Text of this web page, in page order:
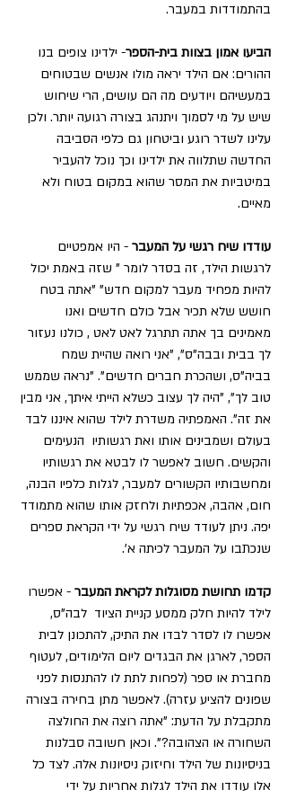
בהתמודדות במעבר.
הביעו אמון בצוות בית-הספר- ילדינו צופים בנו
ההורים: אם הילד יראה מולו אנשים שבטוחים
במעשיהם ויודעים מה הם עושים, הרי שיחוש
שיש על מי לסמוך ויתנהג בצורה רגועה יותר. ולכן
עלינו לשדר רוגע וביטחון גם כלפי הסביבה
החדשה שתלווה את ילדינו וכך נוכל להעביר
במיטביות את המסר שהוא במקום בטוח ולא
מאיים.
עודדו שיח רגשי על המעבר - היו אמפטיים
לרגשות הילד, זה בסדר לומר " שזה באמת יכול
להיות מפחיד מעבר למקום חדש" "אתה בטח
חושש שלא תכיר אבל כולם חדשים ואנו
מאמינים בך אתה תתרגל לאט לאט , כולנו נעזור
לך בבית ובבה"ס", "אני רואה שהיית שמח
בביה"ס, ושהכרת חברים חדשים". "נראה שממש
טוב לך", "היה לך עצוב כשלא הייתי איתך, אני מבין
את זה". האמפתיה משדרת לילד שהוא איננו לבד
בעולם ושמבינים אותו ואת רגשותיו  הנעימים
והקשים. חשוב לאפשר לו לבטא את רגשותיו
ומחשבותיו הקשורים למעבר, לגלות כלפיו הבנה,
חום, אהבה, אכפתיות ולחזק אותו שהוא מתמודד
יפה. ניתן לעודד שיח רגשי על ידי הקראת ספרים
שנכתבו על המעבר לכיתה א'.
קדמו תחושת מסוגלות לקראת המעבר - אפשרו
לילד להיות חלק ממסע קניית הציוד  לבה"ס,
אפשרו לו לסדר לבדו את התיק, להתכונן לבית
הספר, לארגן את הבגדים ליום הלימודים, לעטוף
מחברת או ספר (לפחות לתת לו להתנסות לפני
שפונים להציע עזרה). לאפשר מתן בחירה בצורה
מתקבלת על הדעת: "אתה רוצה את החולצה
השחורה או הצהובה?". וכאן חשובה סבלנות
בניסיונות של הילד וחיזוק ניסיונות אלה. לצד כל
אלו עודדו את הילד לגלות אחריות על ידי